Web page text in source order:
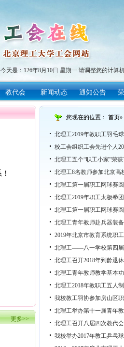
今天是： 126年8月10日 星期一 请调整您的计算
教代会 新闻动态 通知公告
更多>>
您现在的位置： 首页»
北理工2019年教职工羽毛
校工会组织工会先进个人
北理工五个“职工小家”荣
北理工8名教师参加北京高
北理工第一届职工网球赛
北理工2019年职工太极拳
北理工第一届职工网球赛
北理工青年教师赴兵器装
2019年北京市教育系统职
北理工——八一学校第四届
北理工召开2018年到龄退
北理工青年教师教学基本
北理工2018年教职工五人
我校教工羽协参加房山区
北理工举办第十一届青年
北理工召开八届四次教代
我校举办2017年教工乒乓